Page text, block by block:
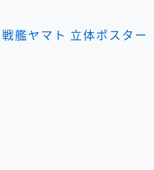
艦ヤマト 立体ポスター